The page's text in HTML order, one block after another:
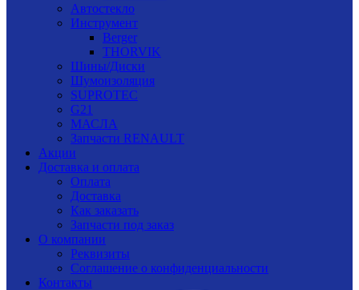
Автостекло
Инструмент
Berger
THORVIK
Шины/Диски
Шумоизоляция
SUPROTEC
G21
МАСЛА
Запчасти RENAULT
Акции
Доставка и оплата
Оплата
Доставка
Как заказать
Запчасти под заказ
О компании
Реквизиты
Соглашение о конфиденциальности
Контакты